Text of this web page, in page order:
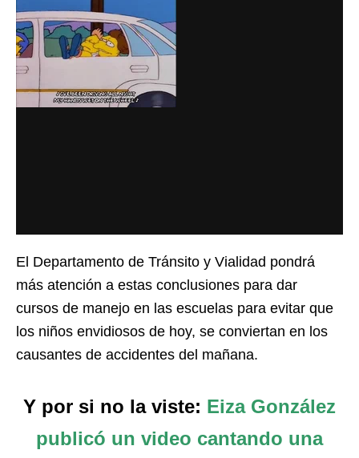
El Departamento de Tránsito y Vialidad pondrá
más atención a estas conclusiones para dar
cursos de manejo en las escuelas para evitar que
los niños envidiosos de hoy, se conviertan en los
causantes de accidentes del mañana.
Y por si no la viste: Eiza González
publicó un video cantando una